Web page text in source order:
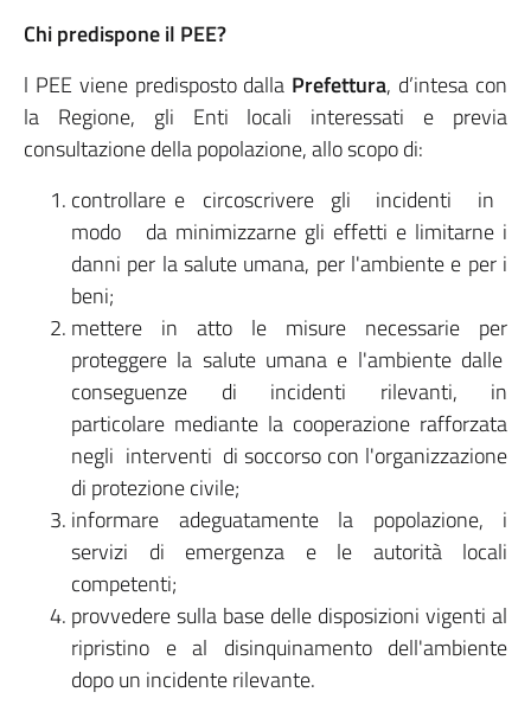
Chi predispone il PEE?
l PEE viene predisposto dalla Prefettura, d’intesa con
la Regione, gli Enti locali interessati e previa
consultazione della popolazione, allo scopo di:
controllare e circoscrivere gli incidenti in
modo da minimizzarne gli effetti e limitarne i
danni per la salute umana, per l'ambiente e per i
beni;
mettere in atto le misure necessarie per
proteggere la salute umana e l'ambiente dalle
conseguenze di incidenti rilevanti, in
particolare mediante la cooperazione rafforzata
negli interventi di soccorso con l'organizzazione
di protezione civile;
informare adeguatamente la popolazione, i
servizi di emergenza e le autorità locali
competenti;
provvedere sulla base delle disposizioni vigenti al
ripristino e al disinquinamento dell'ambiente
dopo un incidente rilevante.